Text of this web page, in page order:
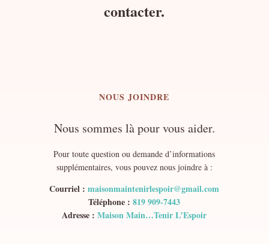
contacter.
NOUS JOINDRE
Nous sommes là pour vous aider.
Pour toute question ou demande d’informations
supplémentaires, vous pouvez nous joindre à :
Courriel :maisonmaintenirlespoir@gmail.com
Téléphone :819 909-7443
Adresse :Maison Main…Tenir L’Espoir